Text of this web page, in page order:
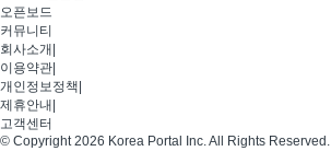
오픈보드
커뮤니티
회사소개
이용약관
개인정보정책
제휴안내
고객센터
© Copyright 2026 Korea Portal Inc. All Rights Reserved.